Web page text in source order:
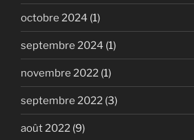
octobre 2024 (1)
septembre 2024 (1)
novembre 2022 (1)
septembre 2022 (3)
août 2022 (9)